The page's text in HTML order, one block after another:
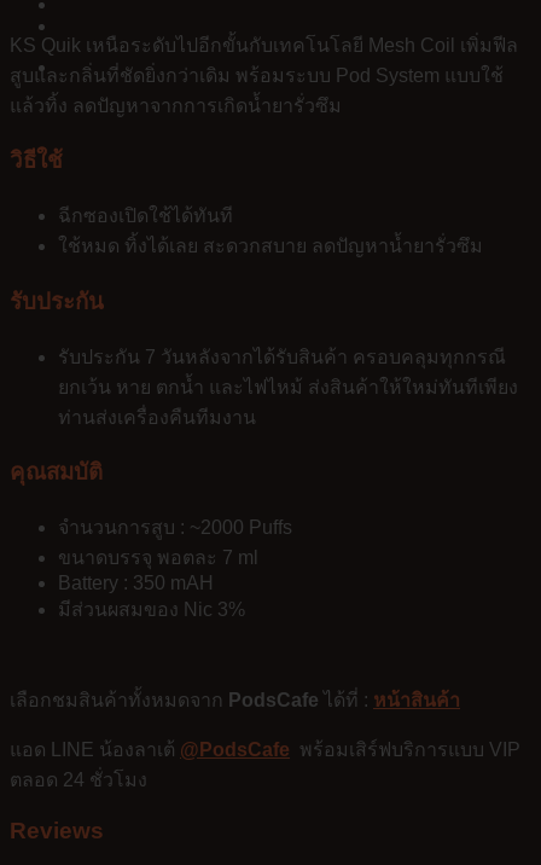
KS Quik เหนือระดับไปอีกขั้นกับเทคโนโลยี Mesh Coil เพิ่มฟีล
สูบและกลิ่นที่ชัดยิ่งกว่าเดิม พร้อมระบบ Pod System แบบใช้
แล้วทิ้ง ลดปัญหาจากการเกิดน้ำยารั่วซึม
วิธีใช้
ฉีกซองเปิดใช้ได้ทันที
ใช้หมด ทิ้งได้เลย สะดวกสบาย ลดปัญหาน้ำยารั่วซึม
รับประกัน
รับประกัน 7 วันหลังจากได้รับสินค้า ครอบคลุมทุกกรณี
ยกเว้น หาย ตกน้ำ และไฟไหม้ ส่งสินค้าให้ใหม่ทันทีเพียง
ท่านส่งเครื่องคืนทีมงาน
คุณสมบัติ
จำนวนการสูบ : ~2000 Puffs
ขนาดบรรจุ พอตละ 7 ml
Battery : 350 mAH
มีส่วนผสมของ Nic 3%
เลือกชมสินค้าทั้งหมดจาก PodsCafe ได้ที่ : หน้าสินค้า
แอด LINE น้องลาเต้ @PodsCafe พร้อมเสิร์ฟบริการแบบ VIP
ตลอด 24 ชั่วโมง
Reviews